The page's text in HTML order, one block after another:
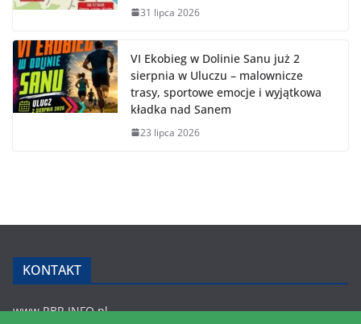
31 lipca 2026
VI Ekobieg w Dolinie Sanu już 2
sierpnia w Uluczu – malownicze
trasy, sportowe emocje i wyjątkowa
kładka nad Sanem
23 lipca 2026
KONTAKT
www.RBR.INFO.pl